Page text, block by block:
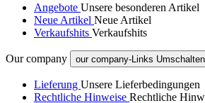
Angebote Unsere besonderen Artikel
Neue Artikel Neue Artikel
Verkaufshits Verkaufshits
Our company our company-Links Umschalten
Lieferung Unsere Lieferbedingungen
Rechtliche Hinweise Rechtliche